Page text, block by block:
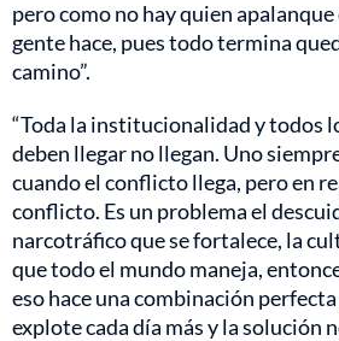
pero como no hay quien
gente hace, pues todo termina
camino”.
“Toda la institucionalidad y todos
deben llegar no llegan. Uno
cuando el conflicto llega, pero en
conflicto. Es un problema el
narcotráfico que se fortalece, la
que todo el mundo maneja,
eso hace una combinación
explote cada día más y la solución